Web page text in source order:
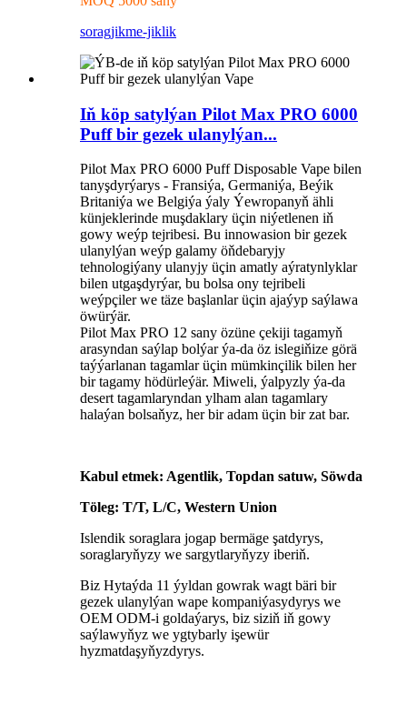
soragjikme-jiklik
Iň köp satylýan Pilot Max PRO 6000
Puff bir gezek ulanylýan...
Pilot Max PRO 6000 Puff Disposable Vape bilen
tanyşdyrýarys - Fransiýa, Germaniýa, Beýik
Britaniýa we Belgiýa ýaly Ýewropanyň ähli
künjeklerinde muşdaklary üçin niýetlenen iň
gowy weýp tejribesi. Bu innowasion bir gezek
ulanylýan weýp galamy öňdebaryjy
tehnologiýany ulanyjy üçin amatly aýratynlyklar
bilen utgaşdyrýar, bu bolsa ony tejribeli
weýpçiler we täze başlanlar üçin ajaýyp saýlawa
öwürýär.
Pilot Max PRO 12 sany özüne çekiji tagamyň
arasyndan saýlap bolýar ýa-da öz islegiňize görä
taýýarlanan tagamlar üçin mümkinçilik bilen her
bir tagamy hödürleýär. Miweli, ýalpyzly ýa-da
desert tagamlaryndan ylham alan tagamlary
halaýan bolsaňyz, her bir adam üçin bir zat bar.
Kabul etmek: Agentlik, Topdan satuw, Söwda
Töleg: T/T, L/C, Western Union
Islendik soraglara jogap bermäge şatdyrys,
soraglaryňyzy we sargytlaryňyzy iberiň.
Biz Hytaýda 11 ýyldan gowrak wagt bäri bir
gezek ulanylýan wape kompaniýasydyrys we
OEM ODM-i goldaýarys, biz siziň iň gowy
saýlawyňyz we ygtybarly işewür
hyzmatdaşyňyzdyrys.